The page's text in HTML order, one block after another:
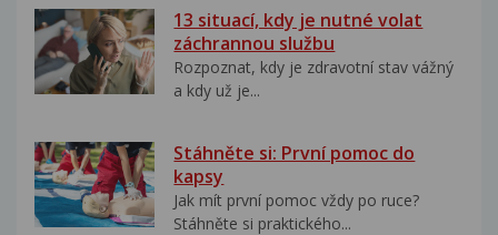
13 situací, kdy je nutné volat
záchrannou službu
Rozpoznat, kdy je zdravotní stav vážný
a kdy už je...
Stáhněte si: První pomoc do
kapsy
Jak mít první pomoc vždy po ruce?
Stáhněte si praktického...